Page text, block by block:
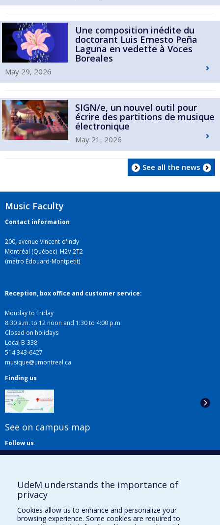
Une composition inédite du
doctorant Luis Ernesto Peña
Laguna en vedette à Voces
Boreales
May 29, 2026
SIGN/e, un nouvel outil pour
écrire des partitions de musique
électronique
May 21, 2026
See all the news
Music Faculty
Contact information
200, avenue Vincent-d'Indy
Montréal (Québec) H2V 2T2
(métro Édouard-Montpetit)
Reception, box office and customer service:
Monday to Friday
8:30 a.m. to 12 noon and 1:30 to 4:00 p.m.
Closed on holidays
Local B-338
514 343-6427
musique@umontreal.ca
Finding us
See on campus map
Follow us
Useful links
UdeM understands the importance of
privacy
Cookies allow us to enhance and personalize your
browsing experience. Some cookies are required to